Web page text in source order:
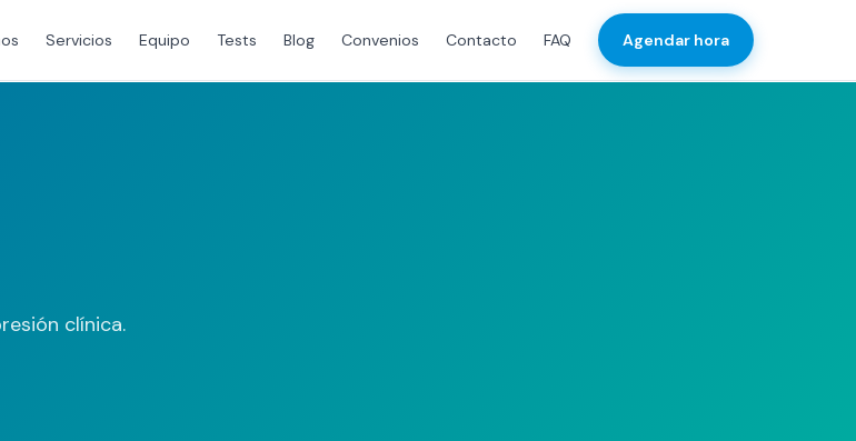
Servicios Equipo Tests Blog Convenios Contacto FAQ Agendar hora
clínica.